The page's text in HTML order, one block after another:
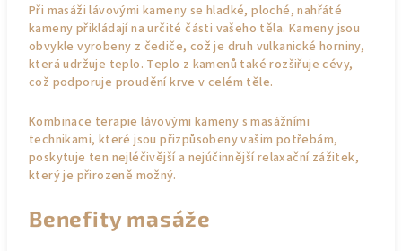
Při masáži lávovými kameny se hladké, ploché, nahřáté
kameny přikládají na určité části vašeho těla. Kameny jsou
obvykle vyrobeny z čediče, což je druh vulkanické horniny,
která udržuje teplo. Teplo z kamenů také rozšiřuje cévy,
což podporuje proudění krve v celém těle.
Kombinace terapie lávovými kameny s masážními
technikami, které jsou přizpůsobeny vašim potřebám,
poskytuje ten nejléčivější a nejúčinnější relaxační zážitek,
který je přirozeně možný.
Benefity masáže